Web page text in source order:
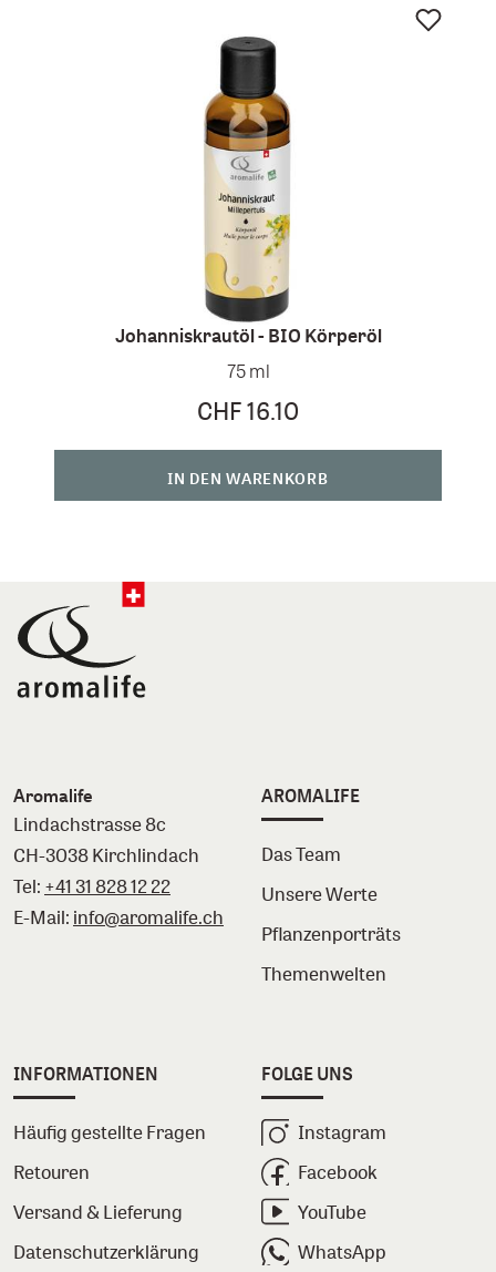
Johanniskrautöl - BIO Körperöl
75 ml
CHF 16.10
IN DEN WARENKORB
Aromalife
Lindachstrasse 8c
CH-3038 Kirchlindach
Tel: +41 31 828 12 22
E-Mail: info@aromalife.ch
AROMALIFE
Das Team
Unsere Werte
Pflanzenporträts
Themenwelten
INFORMATIONEN
Häufig gestellte Fragen
Retouren
Versand & Lieferung
Datenschutzerklärung
FOLGE UNS
Instagram
Facebook
YouTube
WhatsApp